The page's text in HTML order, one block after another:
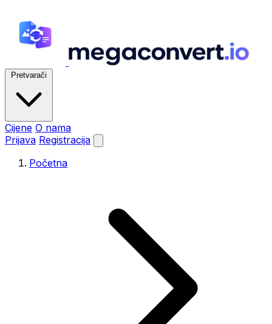
Pretvarači
Cijene O nama
Prijava Registracija
Početna